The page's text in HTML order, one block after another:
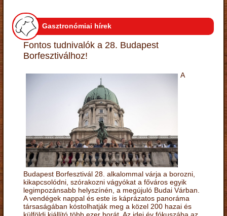
Gasztronómiai hírek
Fontos tudnivalók a 28. Budapest
Borfesztiválhoz!
A
Budapest Borfesztivál 28. alkalommal várja a borozni,
kikapcsolódni, szórakozni vágyókat a főváros egyik
legimpozánsabb helyszínén, a megújuló Budai Várban.
A vendégek nappal és este is káprázatos panoráma
társaságában kóstolhatják meg a közel 200 hazai és